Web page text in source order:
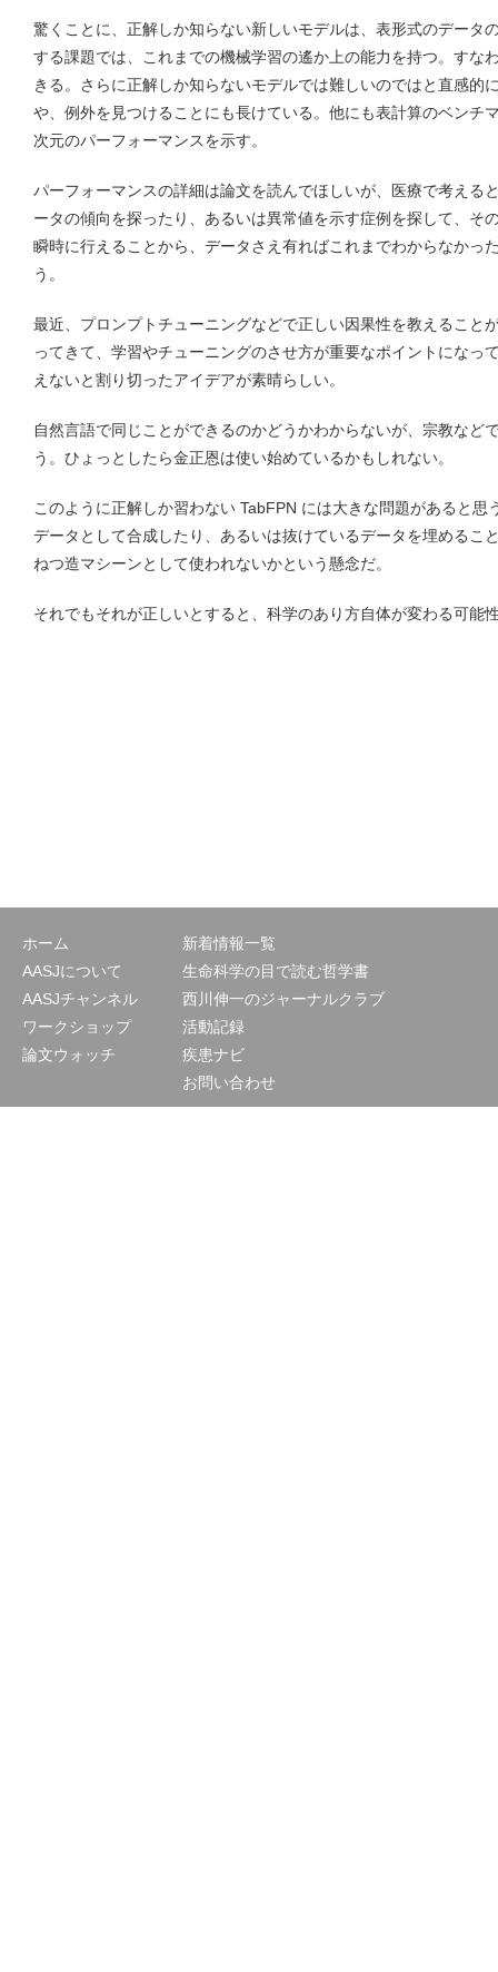
驚くことに、正解しか知らない新しいモデルは、表形式のデータ
する課題では、これまでの機械学習の遙か上の能力を持つ。すな
きる。さらに正解しか知らないモデルでは難しいのではと直感的
や、例外を見つけることにも長けている。他にも表計算のベンチ
次元のパーフォーマンスを示す。
パーフォーマンスの詳細は論文を読んでほしいが、医療で考える
ータの傾向を探ったり、あるいは異常値を示す症例を探して、そ
瞬時に行えることから、データさえ有ればこれまでわからなかっ
う。
最近、プロンプトチューニングなどで正しい因果性を教えること
ってきて、学習やチューニングのさせ方が重要なポイントになっ
えないと割り切ったアイデアが素晴らしい。
自然言語で同じことができるのかどうかわからないが、宗教など
う。ひょっとしたら金正恩は使い始めているかもしれない。
このように正解しか習わない TabFPN には大きな問題があると思
データとして合成したり、あるいは抜けているデータを埋めるこ
ねつ造マシーンとして使われないかという懸念だ。
それでもそれが正しいとすると、科学のあり方自体が変わる可能
ホーム
AASJについて
AASJチャンネル
ワークショップ
論文ウォッチ
新着情報一覧
生命科学の目で読む哲学書
西川伸一のジャーナルクラブ
活動記録
疾患ナビ
お問い合わせ